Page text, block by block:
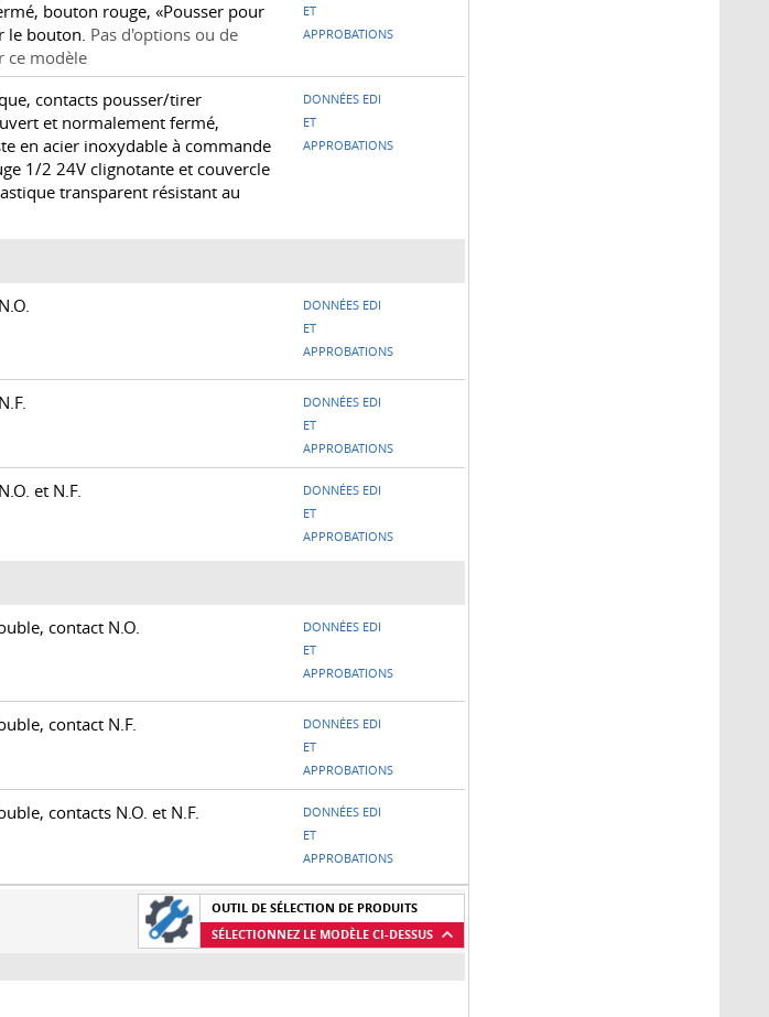
bouton rouge, «Pousser pour
le bouton. Pas d'options ou de
ce modèle
ET
APPROBATIONS
contacts pousser/tirer
et normalement fermé,
en acier inoxydable à commande
1/2 24V clignotante et couvercle
transparent résistant au
DONNÉES EDI
ET
APPROBATIONS
DONNÉES EDI
ET
APPROBATIONS
DONNÉES EDI
ET
APPROBATIONS
et N.F.
DONNÉES EDI
ET
APPROBATIONS
contact N.O.
DONNÉES EDI
ET
APPROBATIONS
contact N.F.
DONNÉES EDI
ET
APPROBATIONS
contacts N.O. et N.F.
DONNÉES EDI
ET
APPROBATIONS
OUTIL DE SÉLECTION DE PRODUITS
SÉLECTIONNEZ LE MODÈLE CI-DESSUS